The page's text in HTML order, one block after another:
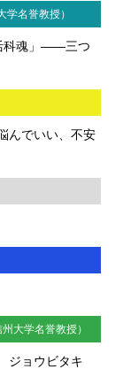
学名誉教授）
科魂」――三つ
んでいい、不安
大学名誉教授）
ジョウビタキ